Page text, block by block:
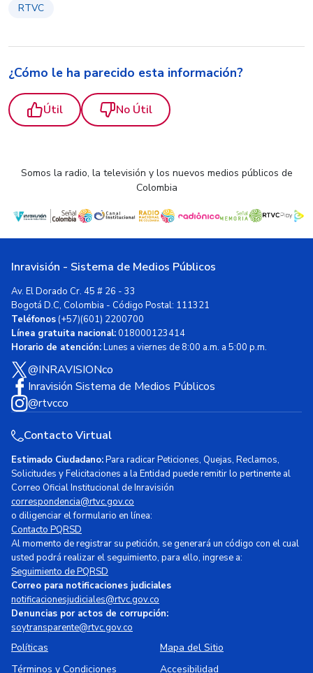
RTVC
¿Cómo le ha parecido esta información?
Útil No Útil
Somos la radio, la televisión y los nuevos medios públicos de
Colombia
Inravisión - Sistema de Medios Públicos
Av. El Dorado Cr. 45 # 26 - 33
Bogotá D.C, Colombia - Código Postal: 111321
Teléfonos(+57)(601) 2200700
Línea gratuita nacional:018000123414
Horario de atención:Lunes a viernes de 8:00 a.m. a 5:00 p.m.
@INRAVISIONco
Inravisión Sistema de Medios Públicos
@rtvcco
Contacto Virtual
Estimado Ciudadano:Para radicar Peticiones, Quejas, Reclamos,
Solicitudes y Felicitaciones a la Entidad puede remitir lo pertinente al
Correo Oficial Institucional de Inravisión
correspondencia@rtvc.gov.co
o diligenciar el formulario en línea:
Contacto PQRSD
Al momento de registrar su petición, se generará un código con el cual
usted podrá realizar el seguimiento, para ello, ingrese a:
Seguimiento de PQRSD
Correo para notificaciones judiciales
notificacionesjudiciales@rtvc.gov.co
Denuncias por actos de corrupción:
soytransparente@rtvc.gov.co
Políticas
Mapa del Sitio
Términos y Condiciones
Accesibilidad